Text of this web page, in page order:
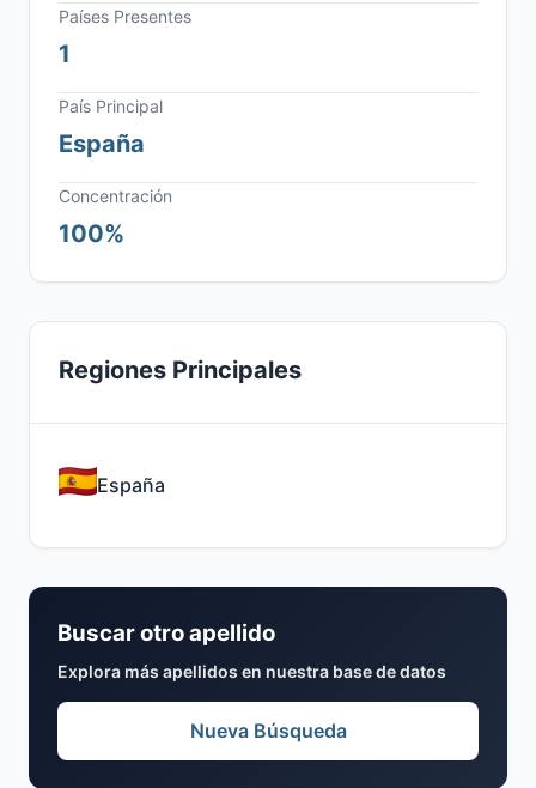
Países Presentes
1
País Principal
España
Concentración
100%
Regiones Principales
España
Buscar otro apellido
Explora más apellidos en nuestra base de datos
Nueva Búsqueda